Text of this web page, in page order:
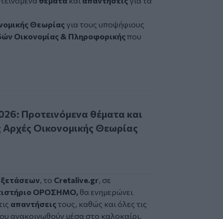
Θεωρίας για τους υποψήφιους
Οικονομίας & Πληροφορικήςπου
θέματα και απαντήσεις στις Αρχές
Προτεινόμενα θέματα και
Αρχές Οικονομικής Θεωρίας
, το Cretalive.gr, σε
ΟΡΟΣΗΜΟ, θα ενημερώνει
απαντήσειςτους, καθώς και όλες τις
ανακοινωθούν μέσα στο καλοκαίρι.